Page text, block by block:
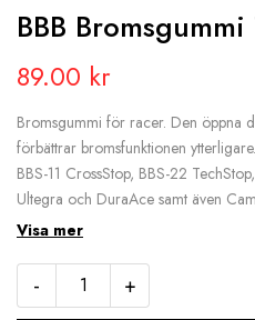
BBB
89.00 kr
Bromsgummi för racer. Den öppna
förbättrar bromsfunktionen
BBS-11 CrossStop, BBS-22
Ultegra och DuraAce samt även
Visa mer
- +